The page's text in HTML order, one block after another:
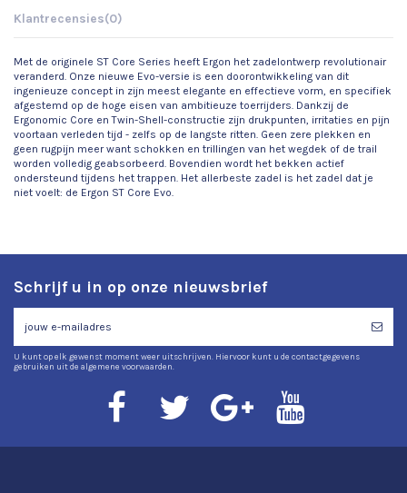
Klantrecensies(0)
Met de originele ST Core Series heeft Ergon het zadelontwerp revolutionair
veranderd. Onze nieuwe Evo-versie is een doorontwikkeling van dit
ingenieuze concept in zijn meest elegante en effectieve vorm, en specifiek
afgestemd op de hoge eisen van ambitieuze toerrijders. Dankzij de
Ergonomic Core en Twin-Shell-constructie zijn drukpunten, irritaties en pijn
voortaan verleden tijd - zelfs op de langste ritten. Geen zere plekken en
geen rugpijn meer want schokken en trillingen van het wegdek of de trail
worden volledig geabsorbeerd. Bovendien wordt het bekken actief
ondersteund tijdens het trappen. Het allerbeste zadel is het zadel dat je
niet voelt: de Ergon ST Core Evo.
Schrijf u in op onze nieuwsbrief
U kunt op elk gewenst moment weer uitschrijven. Hiervoor kunt u de contactgegevens
gebruiken uit de algemene voorwaarden.